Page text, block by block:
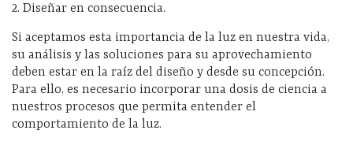
2. Diseñar en consecuencia.
Si aceptamos esta importancia de la luz en nuestra vida,
su análisis y las soluciones para su aprovechamiento
deben estar en la raíz del diseño y desde su concepción.
Para ello, es necesario incorporar una dosis de ciencia a
nuestros procesos que permita entender el
comportamiento de la luz.